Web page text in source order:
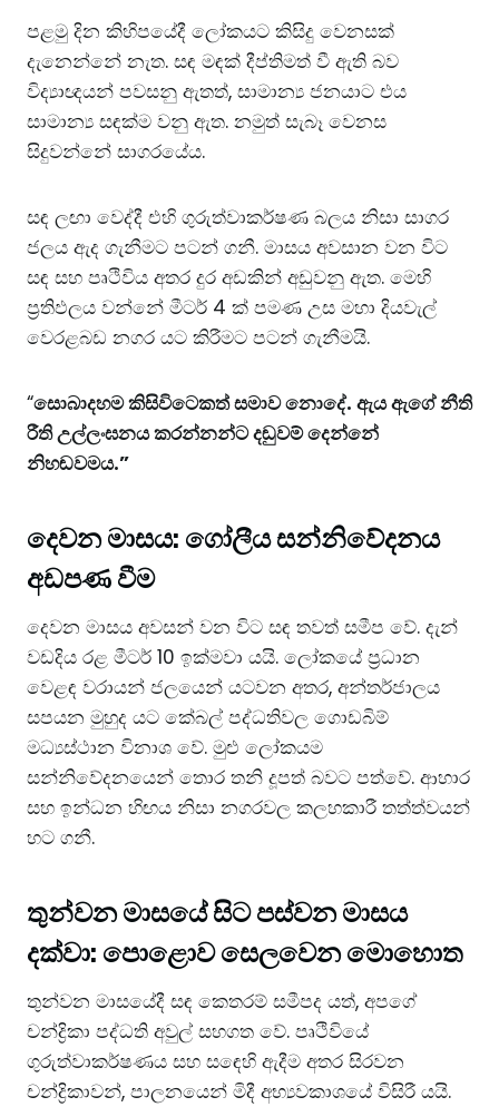
පළමු දින කිහිපයේදී ලෝකයට කිසිදු වෙනසක්
දැනෙන්නේ නැත. සඳ මඳක් දීප්තිමත් වී ඇති බව
විද්‍යාඥයන් පවසනු ඇතත්, සාමාන්‍ය ජනයාට එය
සාමාන්‍ය සඳක්ම වනු ඇත. නමුත් සැබෑ වෙනස
සිදුවන්නේ සාගරයේය.
සඳ ලඟා වෙද්දී එහි ගුරුත්වාකර්ෂණ බලය නිසා සාගර
ජලය ඇද ගැනීමට පටන් ගනී. මාසය අවසාන වන විට
සඳ සහ පෘථිවිය අතර දුර අඩකින් අඩුවනු ඇත. මෙහි
ප්‍රතිඵලය වන්නේ මීටර් 4 ක් පමණ උස මහා දියවැල්
වෙරළබඩ නගර යට කිරීමට පටන් ගැනීමයි.
“සොබාදහම කිසිවිටෙකත් සමාව නොදේ. ඇය ඇගේ නීති
රීති උල්ලංඝනය කරන්නන්ට දඬුවම් දෙන්නේ
නිහඬවමය.”
දෙවන මාසය: ගෝලීය සන්නිවේදනය
අඩපණ වීම
දෙවන මාසය අවසන් වන විට සඳ තවත් සමීප වේ. දැන්
වඩදිය රළ මීටර් 10 ඉක්මවා යයි. ලෝකයේ ප්‍රධාන
වෙළඳ වරායන් ජලයෙන් යටවන අතර, අන්තර්ජාලය
සපයන මුහුද යට කේබල් පද්ධතිවල ගොඩබිම්
මධ්‍යස්ථාන විනාශ වේ. මුළු ලෝකයම
සන්නිවේදනයෙන් තොර තනි දූපත් බවට පත්වේ. ආහාර
සහ ඉන්ධන හිඟය නිසා නගරවල කලහකාරී තත්ත්වයන්
හට ගනී.
තුන්වන මාසයේ සිට පස්වන මාසය
දක්වා: පොළොව සෙලවෙන මොහොත
තුන්වන මාසයේදී සඳ කෙතරම් සමීපද යත්, අපගේ
චන්ද්‍රිකා පද්ධති අවුල් සහගත වේ. පෘථිවියේ
ගුරුත්වාකර්ෂණය සහ සඳෙහි ඇදීම අතර සිරවන
චන්ද්‍රිකාවන්, පාලනයෙන් මිදී අභ්‍යවකාශයේ විසිරී යයි.